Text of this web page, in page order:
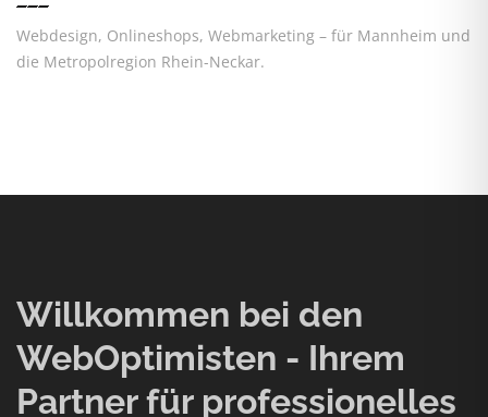
Webdesign, Onlineshops, Webmarketing – für Mannheim und
die Metropolregion Rhein-Neckar.
Willkommen bei den
WebOptimisten - Ihrem
Partner für professionelles